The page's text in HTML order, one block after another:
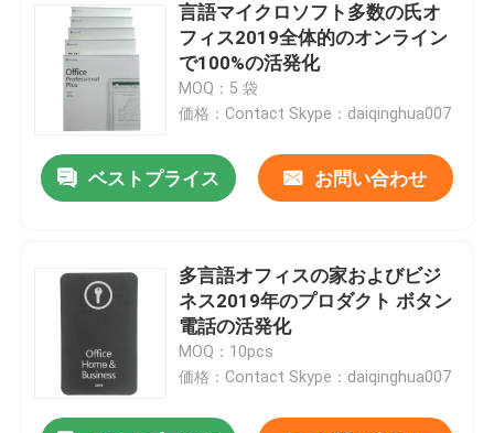
プロダクト
ビデオ
私達について
言語マイクロソフト多数の氏オ
フィス2019全体的のオンライン
で100%の活発化
MOQ：5 袋
価格：Contact Skype：daiqinghua007
ベストプライス お問い合わせ
多言語オフィスの家およびビジ
ネス2019年のプロダクト ボタン
電話の活発化
MOQ：10pcs
価格：Contact Skype：daiqinghua007